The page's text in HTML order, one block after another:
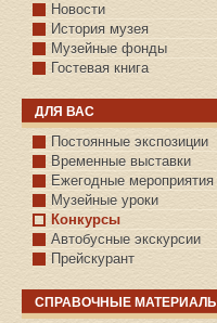
Новости
История музея
Музейные фонды
Гостевая книга
ДЛЯ ВАС
Постоянные экспозиции
Временные выставки
Ежегодные мероприятия
Музейные уроки
Конкурсы
Автобусные экскурсии
Прейскурант
СПРАВОЧНЫЕ МАТЕРИАЛЫ